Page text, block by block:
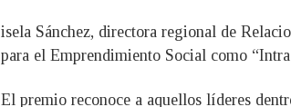
isela Sánchez, directora regional de
para el Emprendimiento Social como
El premio reconoce a aquellos líderes